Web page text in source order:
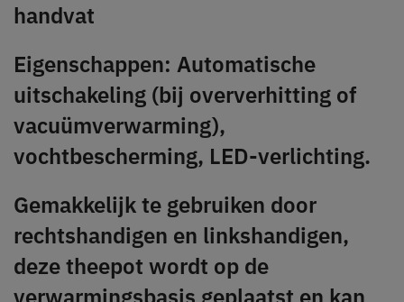
handvat
Eigenschappen: Automatische
uitschakeling (bij oververhitting of
vacuümverwarming),
vochtbescherming, LED-verlichting.
Gemakkelijk te gebruiken door
rechtshandigen en linkshandigen,
deze theepot wordt op de